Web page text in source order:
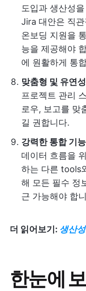
도입과 생산성
Jira 대안은 직
온보딩 지원을
능을 제공해야
에 원활하게 통
맞춤형 및 유연
프로젝트 관리
로우, 보고를 맞
길 권합니다.
강력한 통합 기
데이터 흐름을
하는 다른 tools
해 모든 필수 정
근 가능해야 합
더 읽어보기: 생산
한눈에